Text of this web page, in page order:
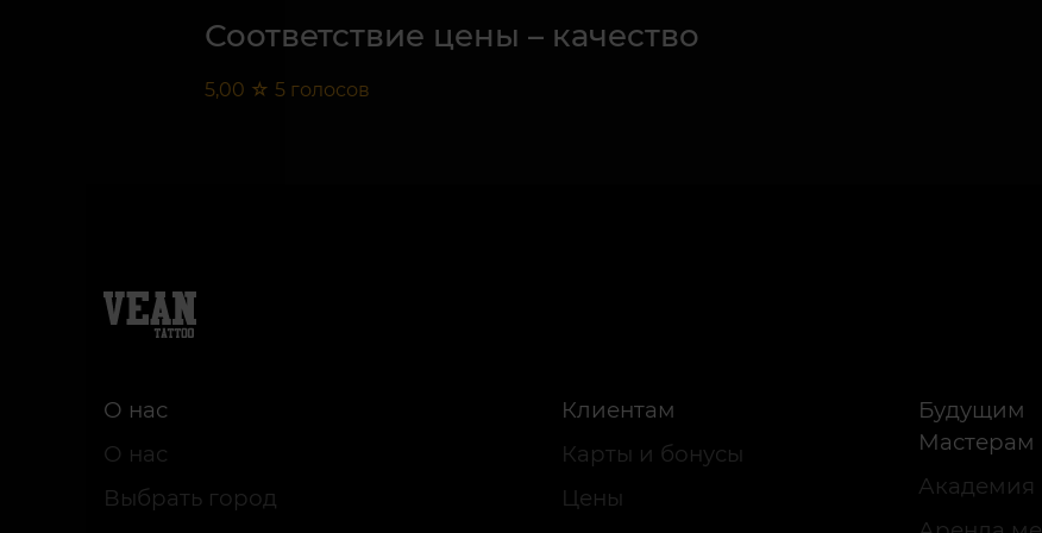
Соответствие цены – качество
5,00 ☆ 5 голосов
О нас
О нас
Выбрать город
Клиентам
Карты и бонусы
Цены
Будущим
Мастерам
Академия